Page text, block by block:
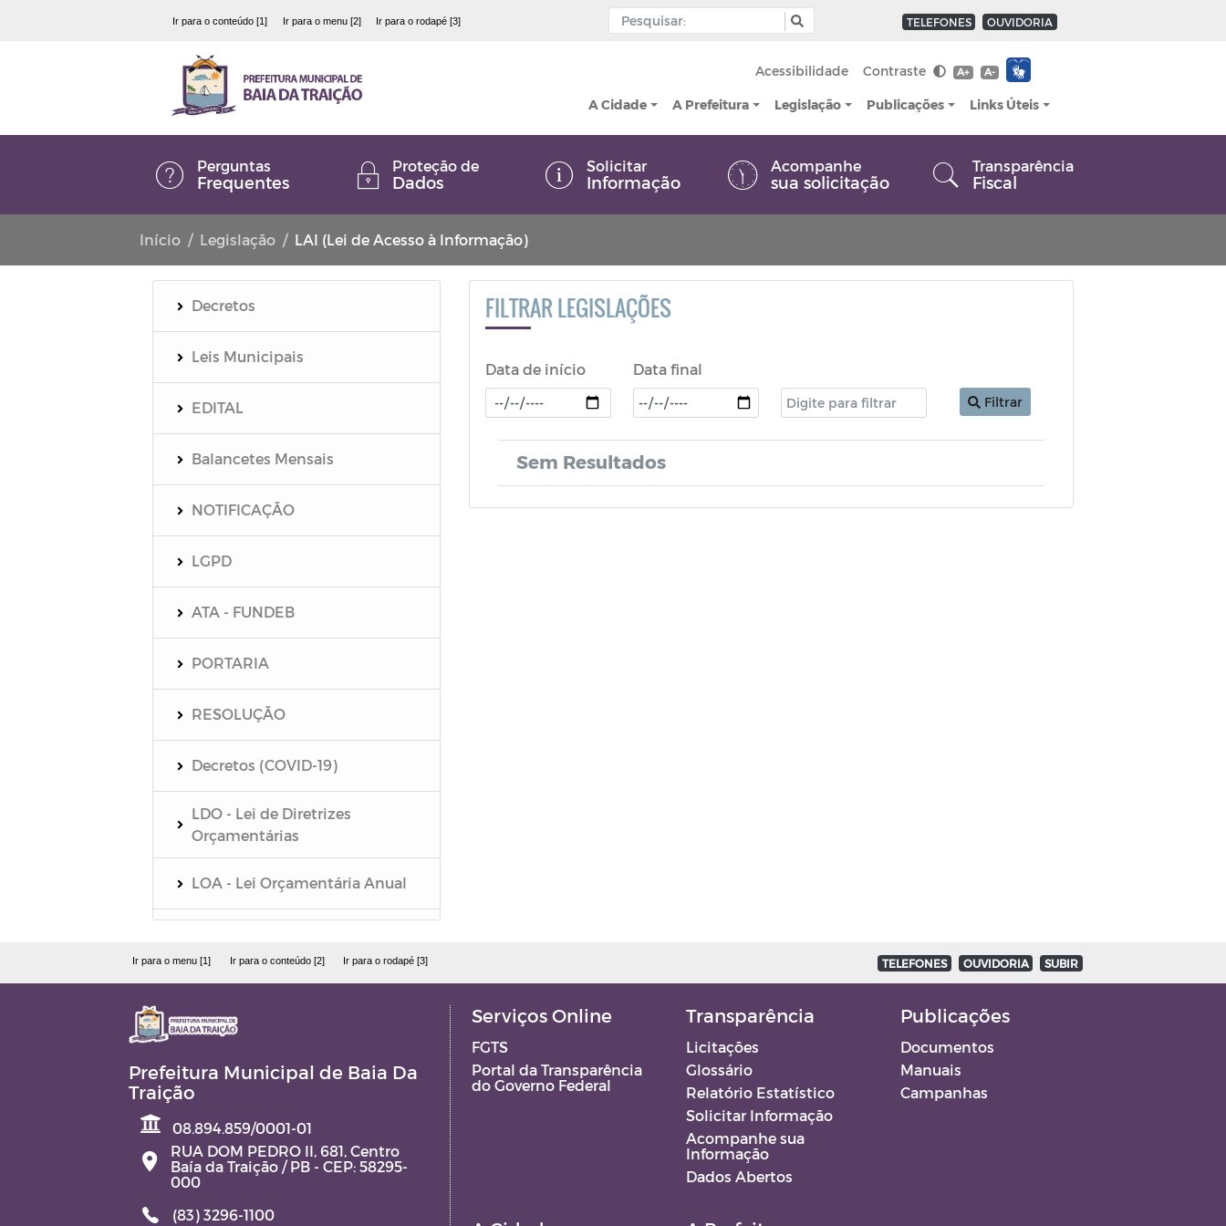
Ir para o conteúdo [1] Ir para o menu [2] Ir para o rodapé [3] TELEFONES OUVIDORIA
Acessibilidade Contraste A+ A-
A Cidade A Prefeitura Legislação Publicações Links Úteis
Perguntas
Frequentes
Proteção de
Dados
Solicitar
Informação
Acompanhe
sua solicitação
Transparência
Fiscal
Início Legislação LAI (Lei de Acesso à Informação)
Decretos
Leis Municipais
EDITAL
Balancetes Mensais
NOTIFICAÇÃO
LGPD
ATA - FUNDEB
PORTARIA
RESOLUÇÃO
Decretos (COVID-19)
LDO - Lei de Diretrizes
Orçamentárias
LOA - Lei Orçamentária Anual
Relatório de Gestão Fiscal - RGF
Relatório Resumido da
Quadro Detalhado da Despesa -
QDD
PCA - Prestação de Contas
Anual
FILTRAR LEGISLAÇÕES
Data de início Data final
Filtrar
Sem Resultados
Ir para o menu [1] Ir para o conteúdo [2] Ir para o rodapé [3] TELEFONES OUVIDORIA SUBIR
Prefeitura Municipal de Baia Da
Traição
08.894.859/0001-01
RUA DOM PEDRO II, 681, Centro
Baía da Traição / PB - CEP: 58295-
000
(83) 3296-1100
Serviços Online
FGTS
Portal da Transparência
do Governo Federal
Transparência
Licitações
Glossário
Relatório Estatístico
Solicitar Informação
Acompanhe sua
Informação
Dados Abertos
Publicações
Documentos
Manuais
Campanhas